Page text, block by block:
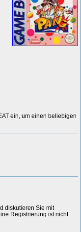
ein, um einen beliebigen
diskutieren Sie mit
Registrierung ist nicht